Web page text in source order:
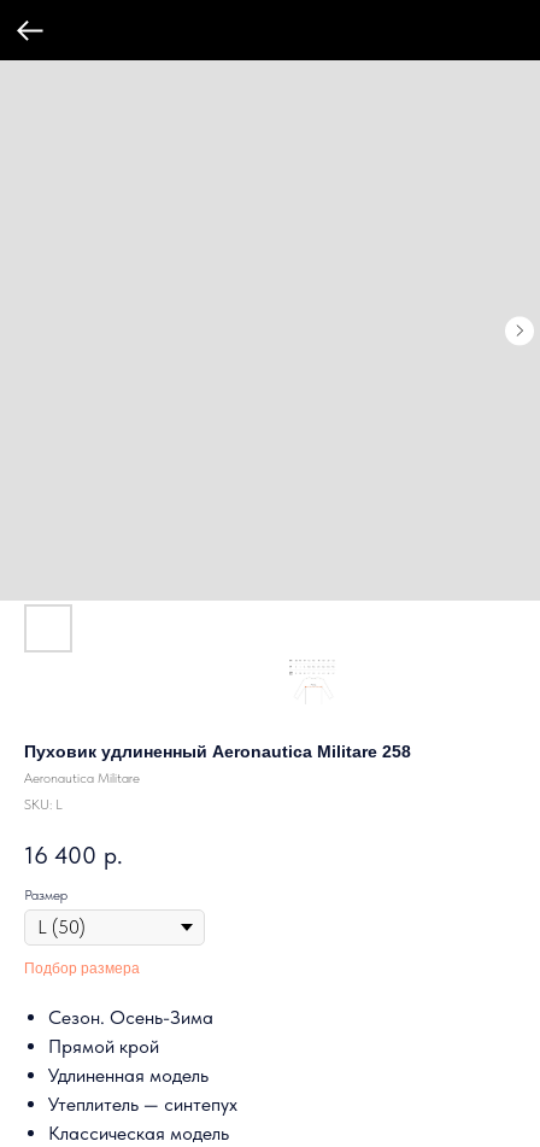
Пуховик удлиненный Aeronautica Militare 258
Aeronautica Militare
SKU: L
16 400 р.
Размер
Подбор размера
Сезон. Осень-Зима
Прямой крой
Удлиненная модель
Утеплитель — синтепух
Классическая модель